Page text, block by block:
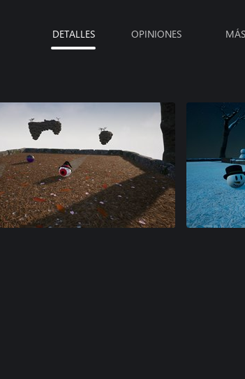
DETALLES OPINIONES MÁS